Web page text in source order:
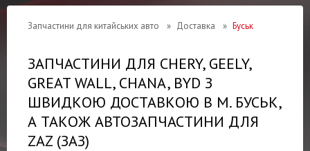
Запчастини для китайських авто » Доставка » Буськ
ЗАПЧАСТИНИ ДЛЯ CHERY, GEELY,
GREAT WALL, CHANA, BYD З
ШВИДКОЮ ДОСТАВКОЮ В М. БУСЬК,
А ТАКОЖ АВТОЗАПЧАСТИНИ ДЛЯ
ZAZ (ЗАЗ)